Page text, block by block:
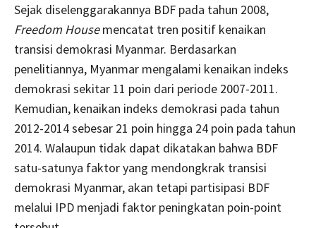
Sejak diselenggarakannya BDF pada tahun 2008,
Freedom Housemencatat tren positif kenaikan
transisi demokrasi Myanmar. Berdasarkan
penelitiannya, Myanmar mengalami kenaikan indeks
demokrasi sekitar 11 poin dari periode 2007-2011.
Kemudian, kenaikan indeks demokrasi pada tahun
2012-2014 sebesar 21 poin hingga 24 poin pada tahun
2014. Walaupun tidak dapat dikatakan bahwa BDF
satu-satunya faktor yang mendongkrak transisi
demokrasi Myanmar, akan tetapi partisipasi BDF
melalui IPD menjadi faktor peningkatan poin-point